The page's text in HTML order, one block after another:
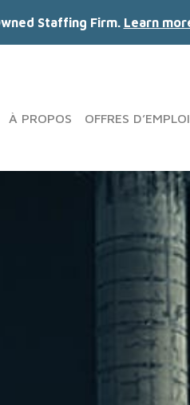
Staffing Firm. Learn
À PROPOS OFFRES